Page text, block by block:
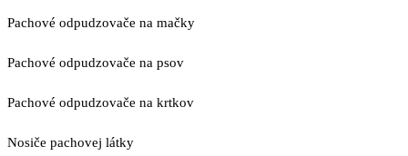
Pachové odpudzovače na mačky
Pachové odpudzovače na psov
Pachové odpudzovače na krtkov
Nosiče pachovej látky